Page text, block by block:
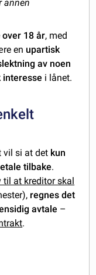
annen
over 18 år, med
en upartisk
av noen
interesse i lånet.
vil si at det kun
tilbake.
til at kreditor skal
regnes det
avtale –
.